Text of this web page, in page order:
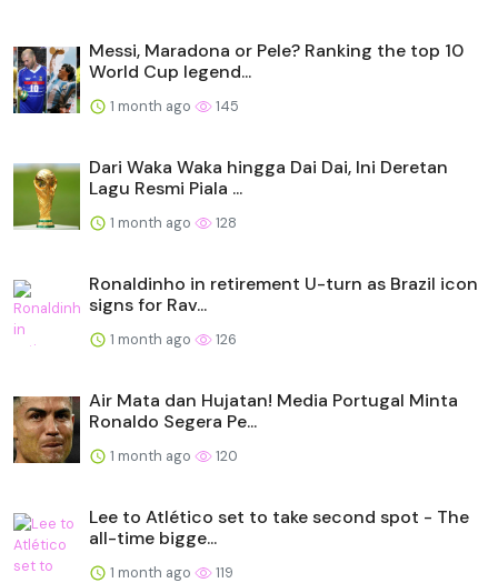
Messi, Maradona or Pele? Ranking the top 10
World Cup legend...
1 month ago 145
Dari Waka Waka hingga Dai Dai, Ini Deretan
Lagu Resmi Piala ...
1 month ago 128
Ronaldinho in retirement U-turn as Brazil icon
signs for Rav...
1 month ago 126
Air Mata dan Hujatan! Media Portugal Minta
Ronaldo Segera Pe...
1 month ago 120
Lee to Atlético set to take second spot - The
all-time bigge...
1 month ago 119